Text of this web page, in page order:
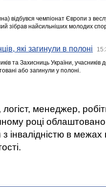
відбувся чемпіонат Європи з
зібрав найсильніших молодих
які загинули в полоні
та Захисниць України,
або загинули у полоні.
менеджер,
році
інвалідністю в межах